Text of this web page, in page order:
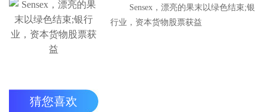
Sensex，漂亮的果末以绿色结束;银
行业，资本货物股票获益
猜您喜欢